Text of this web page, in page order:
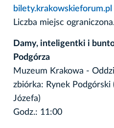
bilety.krakowskieforum.pl
Liczba miejsc
Damy, inteligentki i
Podgórza
Muzeum Krakowa -
zbiórka: Rynek Podgórski
Józefa)
Godz.: 11:00